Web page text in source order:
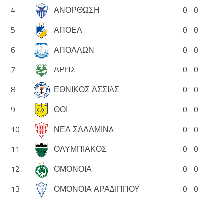
4
ΑΝΟΡΘΩΣΗ 0 0
5
ΑΠΟΕΛ 0 0
6
ΑΠΟΛΛΩΝ 0 0
7
ΑΡΗΣ 0 0
8
ΕΘΝΙΚΟΣ ΑΣΣΙΑΣ 0 0
9
ΘΟΙ 0 0
10
ΝΕΑ ΣΑΛΑΜΙΝΑ 0 0
11
ΟΛΥΜΠΙΑΚΟΣ 0 0
12
ΟΜΟΝΟΙΑ 0 0
13
ΟΜΟΝΟΙΑ ΑΡΑΔΙΠΠΟΥ 0 0